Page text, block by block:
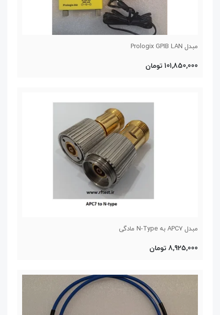
مبدل Prologix GPIB LAN
101,850,000 تومان
مبدل APC7 به N-Type مادگی
8,925,000 تومان